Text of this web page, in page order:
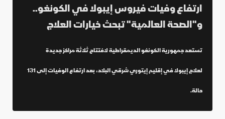
ارتفاع وفيات فيروس إيبولا في الكونغو..
و"الصحة العالمية" تبحث خيارات العلاج
تستعد جمهورية الكونغو الديمقراطية لافتتاح ثلاثة مراكز جديدة
لعلاج إيبولا في إقليم إيتوري شرقي البلاد، بعد ارتفاع الوفيات إلى 131
حالة.